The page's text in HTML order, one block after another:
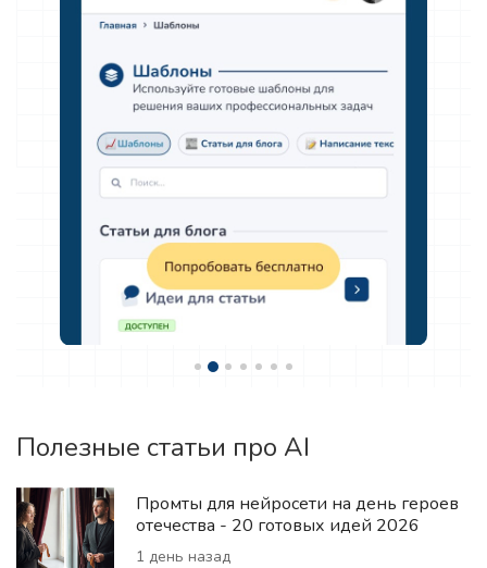
Полезные статьи про AI
Промты для нейросети на день героев
отечества - 20 готовых идей 2026
1 день назад